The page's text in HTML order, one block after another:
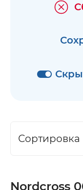
Сортировка
Nordcross